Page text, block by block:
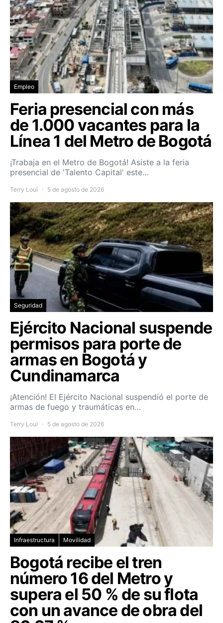
Empleo
Feria presencial con más
de 1.000 vacantes para la
Línea 1 del Metro de Bogotá
¡Trabaja en el Metro de Bogotá! Asiste a la feria
presencial de 'Talento Capital' este…
Terry Loui 5 de agosto de 2026
Seguridad
Ejército Nacional suspende
permisos para porte de
armas en Bogotá y
Cundinamarca
¡Atención! El Ejército Nacional suspendió el porte de
armas de fuego y traumáticas en…
Terry Loui 5 de agosto de 2026
Infraestructura Movilidad
Bogotá recibe el tren
número 16 del Metro y
supera el 50 % de su flota
con un avance de obra del